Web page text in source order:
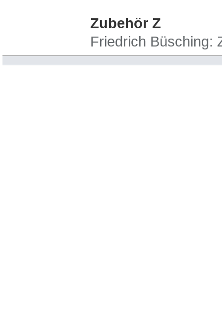
Zubehör Z
Friedrich Büsching: